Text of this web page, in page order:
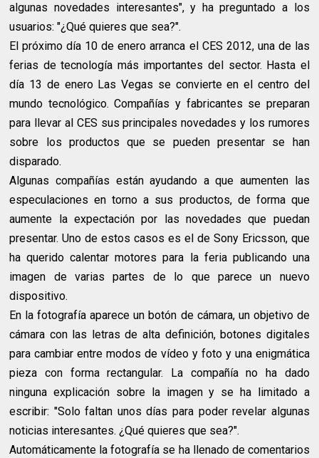
algunas novedades interesantes", y ha preguntado a los
usuarios: "¿Qué quieres que sea?".
El próximo día 10 de enero arranca el CES 2012, una de las
ferias de tecnología más importantes del sector. Hasta el
día 13 de enero Las Vegas se convierte en el centro del
mundo tecnológico. Compañías y fabricantes se preparan
para llevar al CES sus principales novedades y los rumores
sobre los productos que se pueden presentar se han
disparado.
Algunas compañías están ayudando a que aumenten las
especulaciones en torno a sus productos, de forma que
aumente la expectación por las novedades que puedan
presentar. Uno de estos casos es el de Sony Ericsson, que
ha querido calentar motores para la feria publicando una
imagen de varias partes de lo que parece un nuevo
dispositivo.
En la fotografía aparece un botón de cámara, un objetivo de
cámara con las letras de alta definición, botones digitales
para cambiar entre modos de vídeo y foto y una enigmática
pieza con forma rectangular. La compañía no ha dado
ninguna explicación sobre la imagen y se ha limitado a
escribir: "Solo faltan unos días para poder revelar algunas
noticias interesantes. ¿Qué quieres que sea?".
Automáticamente la fotografía se ha llenado de comentarios